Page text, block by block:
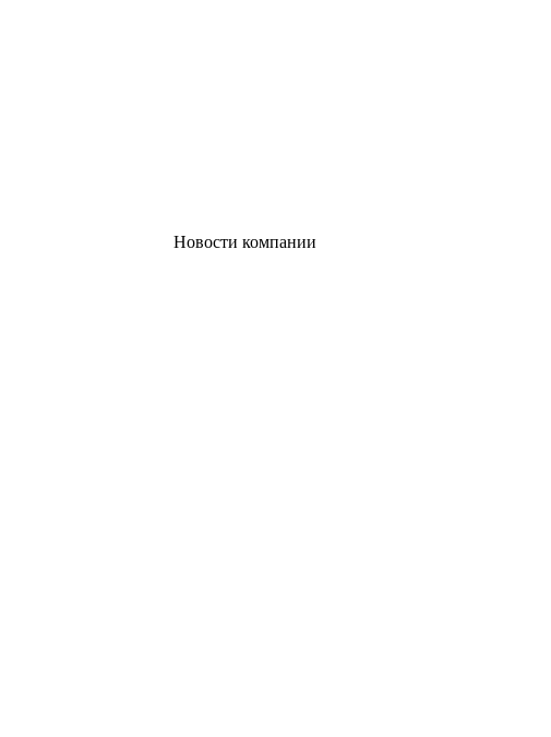
Новости компании